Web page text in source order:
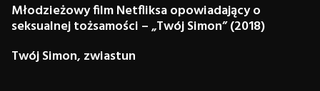
Młodzieżowy film Netfliksa opowiadający o
seksualnej tożsamości – „Twój Simon” (2018)
Twój Simon, zwiastun